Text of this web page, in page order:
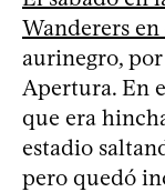
Wanderers
aurinegro,
Apertura. En
que era
estadio
pero quedó